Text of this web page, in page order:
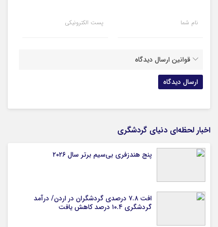
نام شما پست الکترونیکی
قوانین ارسال دیدگاه
اخبار لحظه‌ای دنیای گردشگری
پنج هندزفری بی‌سیم برتر سال ۲۰۲۶
افت ۷.۸ درصدی گردشگران در اردن/ درآمد
گردشگری ۱۰.۴ درصد کاهش یافت